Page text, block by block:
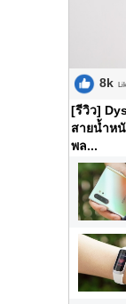
8k
[รีวิว]
สายน้ำหนั
พล...